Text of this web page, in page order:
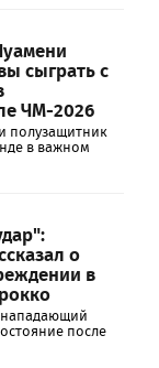
сыграть с
ЧМ-2026
полузащитник
в важном
о
в
после